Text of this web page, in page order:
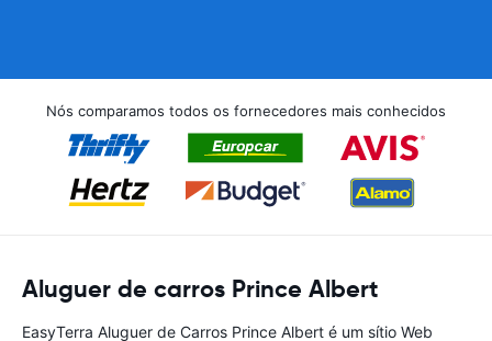
Nós comparamos todos os fornecedores mais conhecidos
Aluguer de carros Prince Albert
EasyTerra Aluguer de Carros Prince Albert é um sítio Web